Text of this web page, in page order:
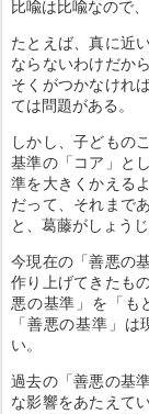
比喩は比喩なので
たとえば、真に近
ならないわけだか
そくがつかなけれ
ては問題がある。
しかし、子どもの
基準の「コア」と
準を大きくかえる
だって、それまで
と、葛藤がしょうじ
今現在の「善悪の
作り上げてきたも
悪の基準」を「も
「善悪の基準」
い。
過去の「善悪の基
な影響をあたえて